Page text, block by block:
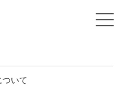
ついて